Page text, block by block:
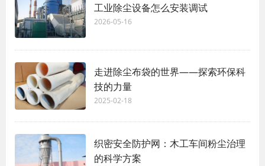
工业除尘设备怎么安装调试
2026-05-16
走进除尘布袋的世界——探索环保科
技的力量
2025-02-18
织密安全防护网：木工车间粉尘治理
的科学方案